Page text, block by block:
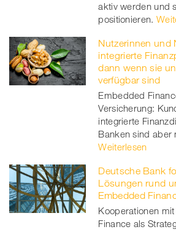
aktiv werden und
positionieren.
Nutzerinnen und
integrierte
dann wenn sie
verfügbar sind
Embedded
Versicherung:
integrierte
Banken sind aber
Weiterlesen
Deutsche Bank
Lösungen rund
Embedded
Kooperationen
Finance als